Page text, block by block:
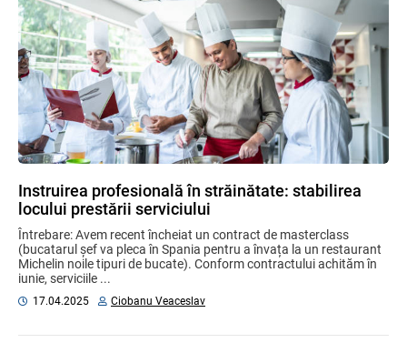
Instruirea profesională în străinătate: stabilirea
locului prestării serviciului
Întrebare: Avem recent încheiat un contract de masterclass
(bucatarul șef va pleca în Spania pentru a învața la un restaurant
Michelin noile tipuri de bucate). Conform contractului achităm în
iunie, serviciile ...
17.04.2025 Ciobanu Veaceslav